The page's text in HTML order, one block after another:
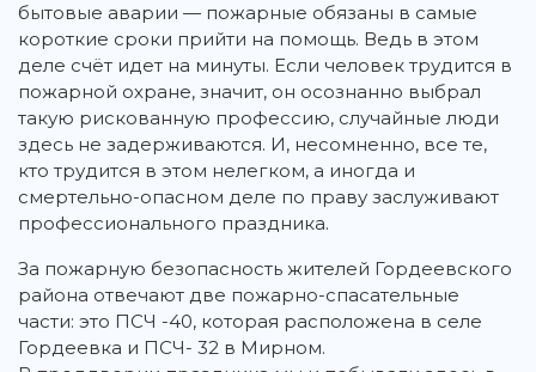
бытовые аварии — пожарные обязаны в самые
короткие сроки прийти на помощь. Ведь в этом
деле счёт идет на минуты. Если человек трудится в
пожарной охране, значит, он осознанно выбрал
такую рискованную профессию, случайные люди
здесь не задерживаются. И, несомненно, все те,
кто трудится в этом нелегком, а иногда и
смертельно-опасном деле по праву заслуживают
профессионального праздника.
За пожарную безопасность жителей Гордеевского
района отвечают две пожарно-спасательные
части: это ПСЧ -40, которая расположена в селе
Гордеевка и ПСЧ- 32 в Мирном.